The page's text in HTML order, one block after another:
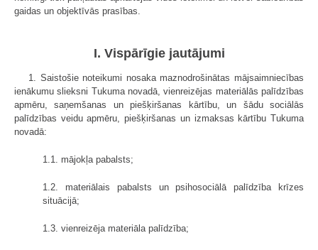
gaidas un objektīvās prasības.
I. Vispārīgie jautājumi
1. Saistošie noteikumi nosaka maznodrošinātas mājsaimniecības
ienākumu slieksni Tukuma novadā, vienreizējas materiālās palīdzības
apmēru, saņemšanas un piešķiršanas kārtību, un šādu sociālās
palīdzības veidu apmēru, piešķiršanas un izmaksas kārtību Tukuma
novadā:
1.1. mājokļa pabalsts;
1.2. materiālais pabalsts un psihosociālā palīdzība krīzes
situācijā;
1.3. vienreizēja materiāla palīdzība;